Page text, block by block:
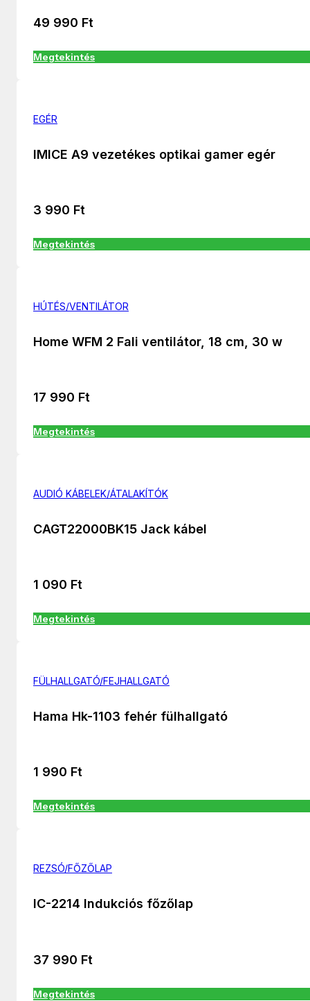
49 990 Ft
Megtekintés
EGÉR
IMICE A9 vezetékes optikai gamer egér
3 990 Ft
Megtekintés
HÚTÉS/VENTILÁTOR
Home WFM 2 Fali ventilátor, 18 cm, 30 w
17 990 Ft
Megtekintés
AUDIÓ KÁBELEK/ÁTALAKÍTÓK
CAGT22000BK15 Jack kábel
1 090 Ft
Megtekintés
FÜLHALLGATÓ/FEJHALLGATÓ
Hama Hk-1103 fehér fülhallgató
1 990 Ft
Megtekintés
REZSÓ/FŐZŐLAP
IC-2214 Indukciós főzőlap
37 990 Ft
Megtekintés